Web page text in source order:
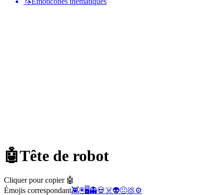
🤖Tête de robot
Cliquer pour copier 🤖
Émojis correspondant👾🖲️🖥️👻💀☠️👽😐💩⚙️